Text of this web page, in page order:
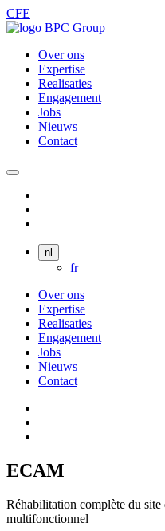
CFE
Over ons
Expertise
Realisaties
Engagement
Jobs
Nieuws
Contact
nl
fr
Over ons
Expertise
Realisaties
Engagement
Jobs
Nieuws
Contact
ECAM
Réhabilitation complète du
multifonctionnel